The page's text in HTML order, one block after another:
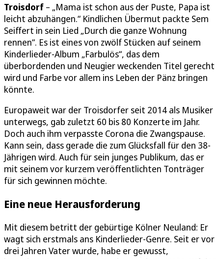
Troisdorf – „Mama ist schon aus der Puste, Papa ist
leicht abzuhängen.“ Kindlichen Übermut packte Sem
Seiffert in sein Lied „Durch die ganze Wohnung
rennen“. Es ist eines von zwölf Stücken auf seinem
Kinderlieder-Album „Farbulös“, das dem
überbordenden und Neugier weckenden Titel gerecht
wird und Farbe vor allem ins Leben der Pänz bringen
könnte.
Europaweit war der Troisdorfer seit 2014 als Musiker
unterwegs, gab zuletzt 60 bis 80 Konzerte im Jahr.
Doch auch ihm verpasste Corona die Zwangspause.
Kann sein, dass gerade die zum Glücksfall für den 38-
Jährigen wird. Auch für sein junges Publikum, das er
mit seinem vor kurzem veröffentlichten Tonträger
für sich gewinnen möchte.
Eine neue Herausforderung
Mit diesem betritt der gebürtige Kölner Neuland: Er
wagt sich erstmals ans Kinderlieder-Genre. Seit er vor
drei Jahren Vater wurde, habe er gewusst,